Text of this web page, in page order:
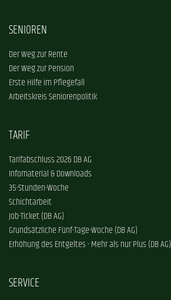
SENIOREN
Der Weg zur Rente
Der Weg zur Pension
Erste Hilfe im Pflegefall
Arbeitskreis Seniorenpolitik
TARIF
Tarifabschluss 2026 DB AG
Infomaterial & Downloads
35-Stunden-Woche
Schichtarbeit
Job-Ticket (DB AG)
Grundsätzliche Fünf-Tage-Woche (DB AG)
Erhöhung des Entgeltes - Mehr als nur Plus (DB AG)
SERVICE